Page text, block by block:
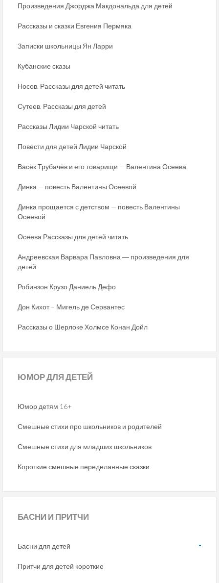
Произведения Джорджа Макдональда для детей
Рассказы и сказки Евгения Пермяка
Записки школьницы Ян Ларри
Кубанские сказы
Носов. Рассказы для детей читать
Сутеев. Рассказы для детей
Рассказы Лидии Чарской читать
Повести для детей Лидии Чарской
Васёк Трубачёв и его товарищи — Валентина Осеева
Динка — повесть Валентины Осеевой
Динка прощается с детством — повесть Валентины
Осеевой
Осеева Рассказы для детей читать
Андреевская Варвара Павловна ― произведения для
детей
Робинзон Крузо Даниель Дефо
Дон Кихот – Мигель де Сервантес
Рассказы о Шерлоке Холмсе Конан Дойл
ЮМОРДЛЯ ДЕТЕЙ
Юмор детям 16+
Смешные стихи про школьников и родителей
Смешные стихи для младших школьников
Короткие смешные переделанные сказки
БАСНИ И ПРИТЧИ
Басни для детей
Притчи для детей короткие